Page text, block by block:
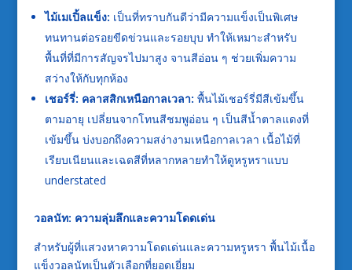
ไม้เมเปิ้ลแข็ง: เป็นที่ทราบกันดีว่ามีความแข็งเป็นพิเศษ
ทนทานต่อรอยขีดข่วนและรอยบุบ ทำให้เหมาะสำหรับ
พื้นที่ที่มีการสัญจรไปมาสูง จานสีอ่อน ๆ ช่วยเพิ่มความ
สว่างให้กับทุกห้อง
เชอร์รี่: คลาสสิกเหนือกาลเวลา: พื้นไม้เชอร์รี่มีสีเข้มขึ้น
ตามอายุ เปลี่ยนจากโทนสีชมพูอ่อน ๆ เป็นสีน้ำตาลแดงที่
เข้มขึ้น บ่งบอกถึงความสง่างามเหนือกาลเวลา เนื้อไม้ที่
เรียบเนียนและเฉดสีที่หลากหลายทำให้ดูหรูหราแบบ
understated
วอลนัท: ความลุ่มลึกและความโดดเด่น
สำหรับผู้ที่แสวงหาความโดดเด่นและความหรูหรา พื้นไม้เนื้อ
แข็งวอลนัทเป็นตัวเลือกที่ยอดเยี่ยม